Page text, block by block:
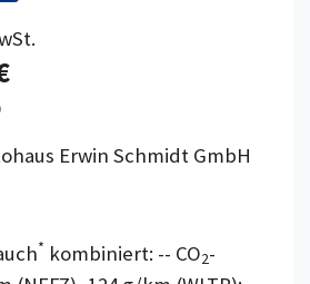
Erwin Schmidt GmbH
* kombiniert: -- CO2-